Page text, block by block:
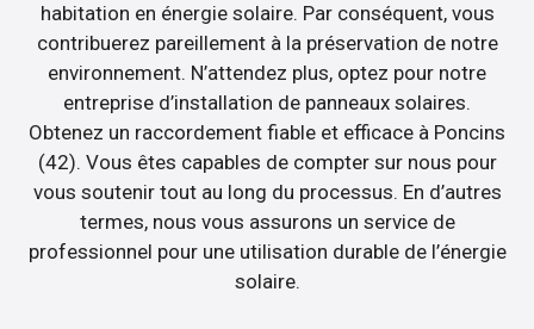
habitation en énergie solaire. Par conséquent, vous
contribuerez pareillement à la préservation de notre
environnement. N’attendez plus, optez pour notre
entreprise d’installation de panneaux solaires.
Obtenez un raccordement fiable et efficace à Poncins
(42). Vous êtes capables de compter sur nous pour
vous soutenir tout au long du processus. En d’autres
termes, nous vous assurons un service de
professionnel pour une utilisation durable de l’énergie
solaire.